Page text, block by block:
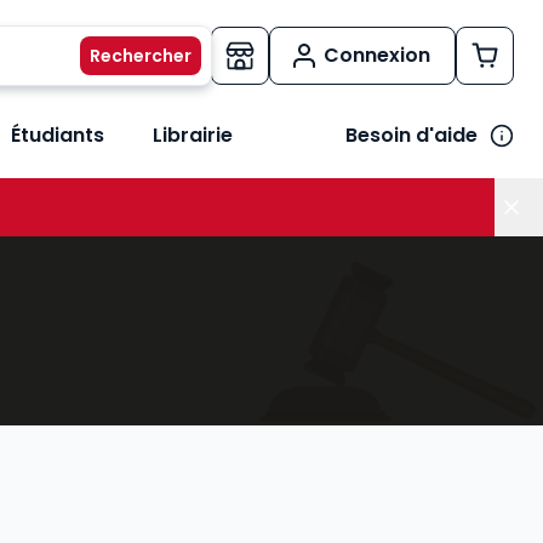
Connexion
métiers
le sous-menu Vos besoins
Étudiants Librairie Besoin d'aide